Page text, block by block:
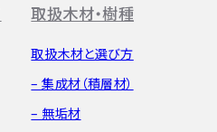
取扱木材・樹種
取扱木材と選び方
– 集成材（積層材）
– 無垢材